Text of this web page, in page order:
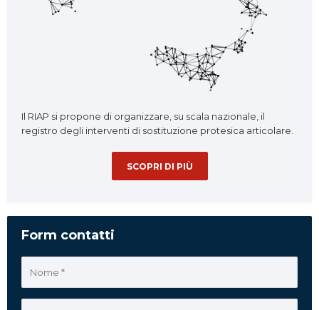
Il RIAP si propone di organizzare, su scala nazionale, il
registro degli interventi di sostituzione protesica articolare.
SCOPRI DI PIÙ
Form contatti